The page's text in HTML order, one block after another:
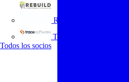
REBUILD
Trace Software
Todos los socios